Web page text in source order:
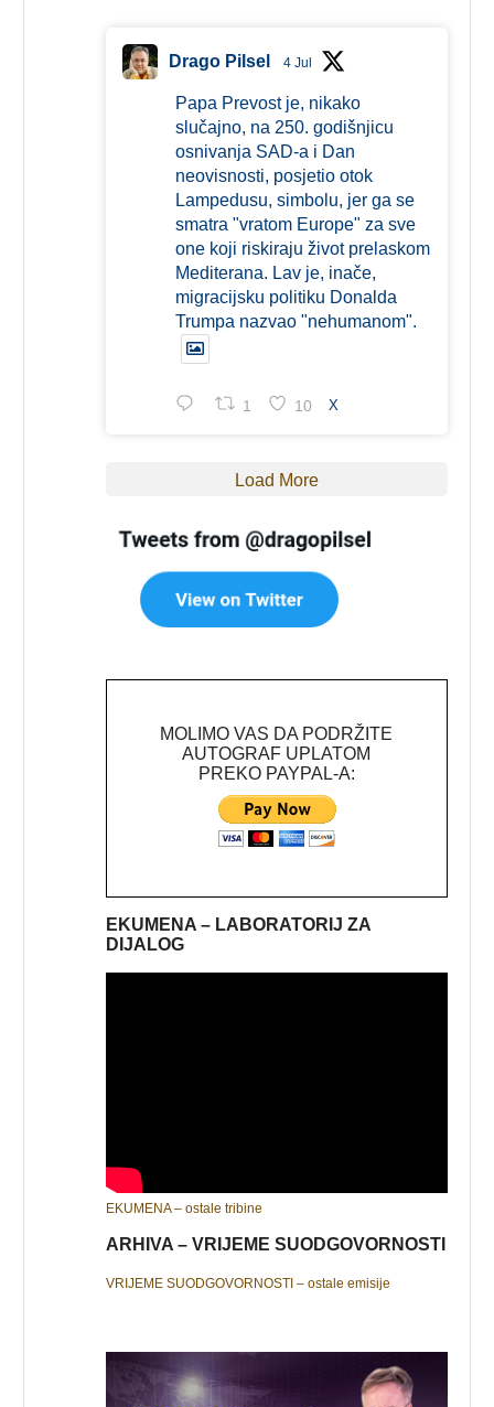
Drago Pilsel 4 Jul
Papa Prevost je, nikako
slučajno, na 250. godišnjicu
osnivanja SAD-a i Dan
neovisnosti, posjetio otok
Lampedusu, simbolu, jer ga se
smatra "vratom Europe" za sve
one koji riskiraju život prelaskom
Mediterana. Lav je, inače,
migracijsku politiku Donalda
Trumpa nazvao "nehumanom".
1 10 X
Load More
MOLIMO VAS DA PODRŽITE
AUTOGRAF UPLATOM
PREKO PAYPAL-A:
EKUMENA – LABORATORIJ ZA
DIJALOG
EKUMENA – ostale tribine
ARHIVA – VRIJEME SUODGOVORNOSTI
VRIJEME SUODGOVORNOSTI – ostale emisije